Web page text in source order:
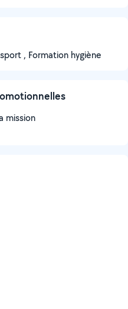
, Formation hygiène
mission